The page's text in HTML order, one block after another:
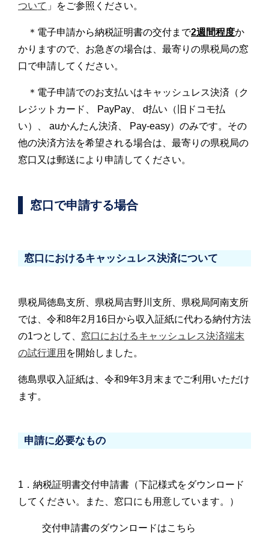
ついて 」をご参照ください。
＊電子申請から納税証明書の交付まで2週間程度か
かりますので、お急ぎの場合は、最寄りの県税局の窓
口で申請してください。
＊電子申請でのお支払いはキャッシュレス決済（ク
レジットカード、 PayPay、 d払い（旧ドコモ払
い）、 auかんたん決済、 Pay-easy）のみです。その
他の決済方法を希望される場合は、最寄りの県税局の
窓口又は郵送により申請してください。
窓口で申請する場合
窓口におけるキャッシュレス決済について
県税局徳島支所、県税局吉野川支所、県税局阿南支所
では、令和8年2月16日から収入証紙に代わる納付方法
の1つとして、 窓口におけるキャッシュレス決済端末
の試行運用 を開始しました。
徳島県収入証紙は、令和9年3月末までご利用いただけ
ます。
申請に必要なもの
1．納税証明書交付申請書（下記様式をダウンロード
してください。また、窓口にも用意しています。）
交付申請書のダウンロードはこちら